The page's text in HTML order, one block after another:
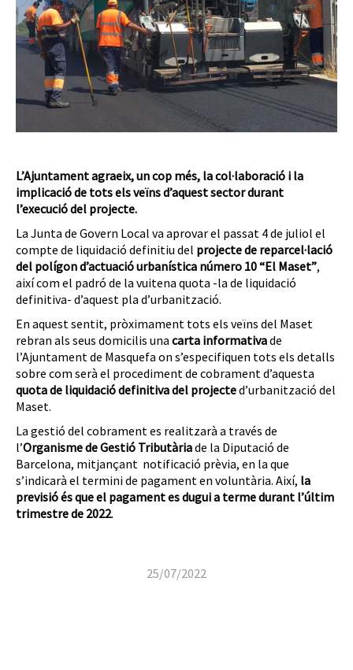
L’Ajuntament agraeix, un cop més, la col·laboració i la
implicació de tots els veïns d’aquest sector durant
l’execució del projecte.
La Junta de Govern Local va aprovar el passat 4 de juliol el
compte de liquidació definitiu del projecte de reparcel·lació
del polígon d’actuació urbanística número 10 “El Maset”,
així com el padró de la vuitena quota -la de liquidació
definitiva- d’aquest pla d’urbanització.
En aquest sentit, pròximament tots els veïns del Maset
rebran als seus domicilis una carta informativade
l’Ajuntament de Masquefa on s’especifiquen tots els detalls
sobre com serà el procediment de cobrament d’aquesta
quota de liquidació definitiva del projected’urbanització del
Maset.
La gestió del cobrament es realitzarà a través de
l’Organisme de Gestió Tributàriade la Diputació de
Barcelona, mitjançant notificació prèvia, en la que
s’indicarà el termini de pagament en voluntària. Així, la
previsió és que el pagament es dugui a terme durant l’últim
trimestre de 2022.
25/07/2022